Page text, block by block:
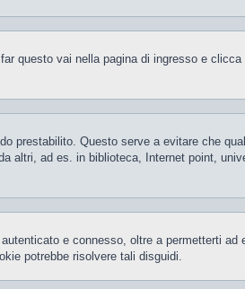
questo vai nella pagina di ingresso e clicca
prestabilito. Questo serve a evitare che
altri, ad es. in biblioteca, Internet point,
e connesso, oltre a permetterti
potrebbe risolvere tali disguidi.